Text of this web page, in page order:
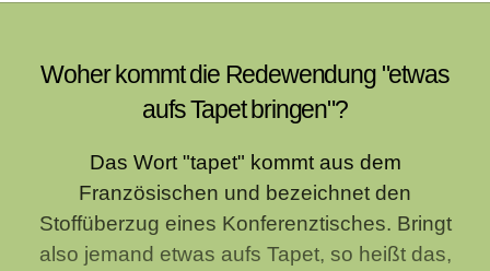
Woher kommt die Redewendung "etwas
aufs Tapet bringen"?
Das Wort "tapet" kommt aus dem
Französischen und bezeichnet den
Stoffüberzug eines Konferenztisches. Bringt
also jemand etwas aufs Tapet, so heißt das,